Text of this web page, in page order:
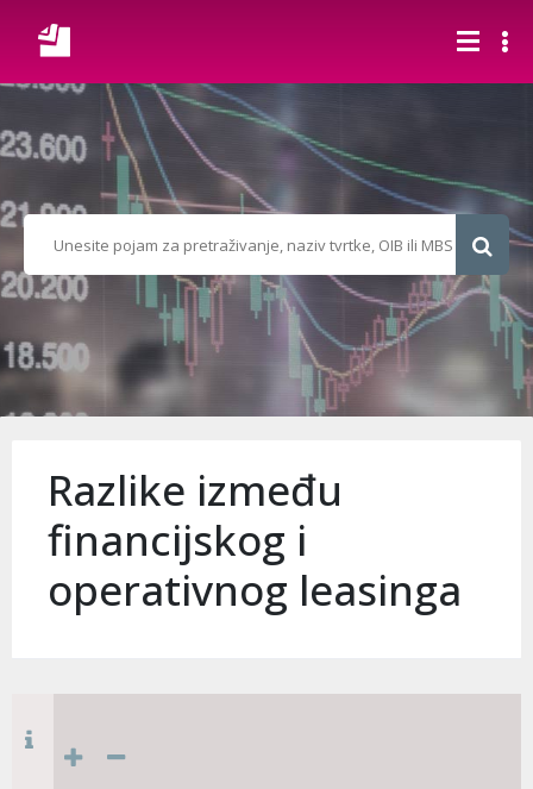
Razlike između
financijskog i
operativnog leasinga